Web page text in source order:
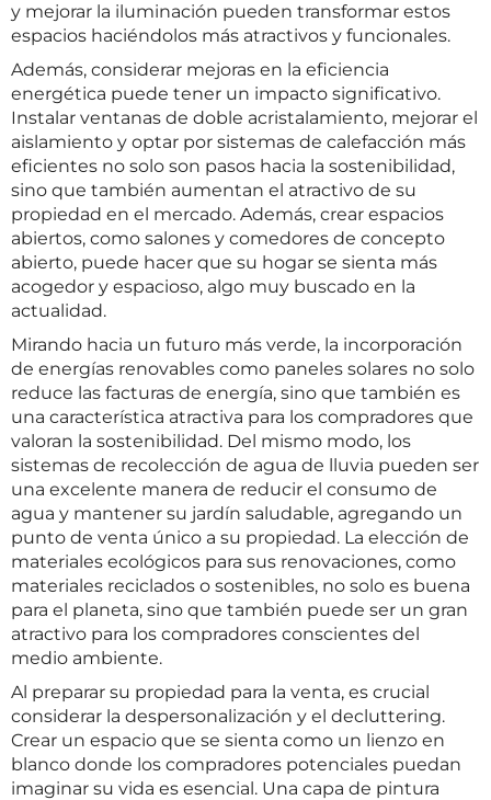
y mejorar la iluminación pueden transformar estos
espacios haciéndolos más atractivos y funcionales.
Además, considerar mejoras en la eficiencia
energética puede tener un impacto significativo.
Instalar ventanas de doble acristalamiento, mejorar el
aislamiento y optar por sistemas de calefacción más
eficientes no solo son pasos hacia la sostenibilidad,
sino que también aumentan el atractivo de su
propiedad en el mercado. Además, crear espacios
abiertos, como salones y comedores de concepto
abierto, puede hacer que su hogar se sienta más
acogedor y espacioso, algo muy buscado en la
actualidad.
Mirando hacia un futuro más verde, la incorporación
de energías renovables como paneles solares no solo
reduce las facturas de energía, sino que también es
una característica atractiva para los compradores que
valoran la sostenibilidad. Del mismo modo, los
sistemas de recolección de agua de lluvia pueden ser
una excelente manera de reducir el consumo de
agua y mantener su jardín saludable, agregando un
punto de venta único a su propiedad. La elección de
materiales ecológicos para sus renovaciones, como
materiales reciclados o sostenibles, no solo es buena
para el planeta, sino que también puede ser un gran
atractivo para los compradores conscientes del
medio ambiente.
Al preparar su propiedad para la venta, es crucial
considerar la despersonalización y el decluttering.
Crear un espacio que se sienta como un lienzo en
blanco donde los compradores potenciales puedan
imaginar su vida es esencial. Una capa de pintura